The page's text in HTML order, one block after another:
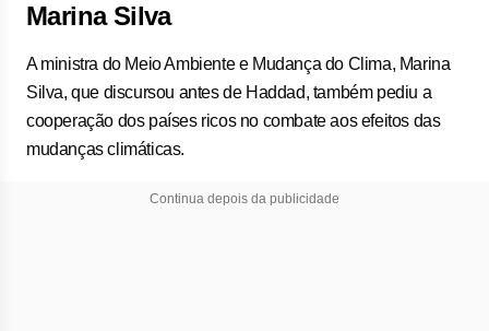
Marina Silva
A ministra do Meio Ambiente e Mudança do Clima, Marina
Silva, que discursou antes de Haddad, também pediu a
cooperação dos países ricos no combate aos efeitos das
mudanças climáticas.
Continua depois da publicidade